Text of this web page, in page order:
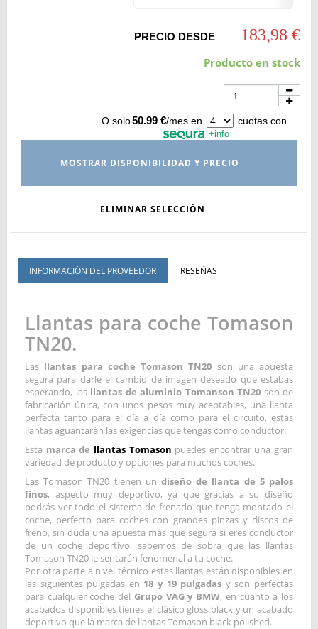
PRECIO DESDE 183,98 €
Producto en stock
O solo50.99 €/mes en cuotas con
+info
MOSTRAR DISPONIBILIDAD Y PRECIO
ELIMINAR SELECCIÓN
INFORMACIÓN DEL PROVEEDOR RESEÑAS
Llantas para coche Tomason
TN20.
Las llantas para coche Tomason TN20 son una apuesta
segura para darle el cambio de imagen deseado que estabas
esperando, las llantas de aluminio Tomanson TN20 son de
fabricación única, con unos pesos muy aceptables, una llanta
perfecta tanto para el día a día como para el circuito, estas
llantas aguantarán las exigencias que tengas como conductor.
Esta marca de llantas Tomason puedes encontrar una gran
variedad de producto y opciones para muchos coches.
Las Tomason TN20 tienen un diseño de llanta de 5 palos
finos, aspecto muy deportivo, ya que gracias a su diseño
podrás ver todo el sistema de frenado que tenga montado el
coche, perfecto para coches con grandes pinzas y discos de
freno, sin duda una apuesta más que segura si eres conductor
de un coche deportivo, sabemos de sobra que las llantas
Tomason TN20 le sentarán fenomenal a tu coche.
Por otra parte a nivel técnico estas llantas están disponibles en
las siguientes pulgadas en 18 y 19 pulgadas y son perfectas
para cualquier coche del Grupo VAG y BMW, en cuanto a los
acabados disponibles tienes el clásico gloss black y un acabado
deportivo que la marca de llantas Tomason black polished.